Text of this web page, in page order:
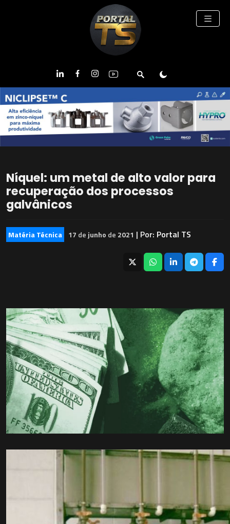
Níquel: um metal de alto valor para
recuperação dos processos
galvânicos
Matéria Técnica 17 dejunho de 2021 | Por: Portal TS